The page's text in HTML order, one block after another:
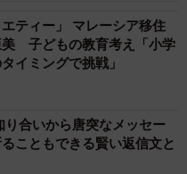
エティー」 マレーシア移住
美 子どもの教育考え「小学
イミングで挑戦」
り合いから唐突なメッセー
こともできる賢い返信文と